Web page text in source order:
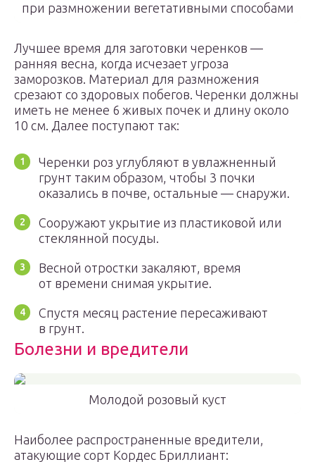
при размножении вегетативными способами
Лучшее время для заготовки черенков —
ранняя весна, когда исчезает угроза
заморозков. Материал для размножения
срезают со здоровых побегов. Черенки должны
иметь не менее 6 живых почек и длину около
10 см. Далее поступают так:
Черенки роз углубляют в увлажненный
грунт таким образом, чтобы 3 почки
оказались в почве, остальные — снаружи.
Сооружают укрытие из пластиковой или
стеклянной посуды.
Весной отростки закаляют, время
от времени снимая укрытие.
Спустя месяц растение пересаживают
в грунт.
Болезни и вредители
Молодой розовый куст
Наиболее распространенные вредители,
атакующие сорт Кордес Бриллиант: